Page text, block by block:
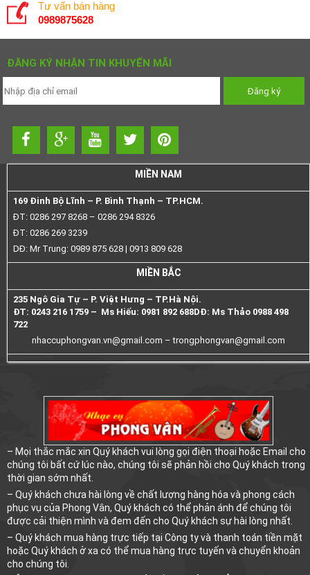
Tư vấn bán hàng
0989875628
ĐĂNG KÝ NHẬN TIN KHUYẾN MÃI
MIỀN NAM
169 Đinh Bộ Lĩnh – P. Bình Thạnh – TP.HCM.
ĐT: 0286 297 8268 – 0286 294 8326
ĐT: 0286 269 3239
DĐ: Mr Trung: 0989 875 628 | 0913 809 628
MIỀN BẮC
235 Ngô Gia Tự – P. Việt Hưng – TP.Hà Nội.
ĐT: 0243 216 1759 – Ms Hiếu: 0981 892 688DĐ: Ms Thảo 0988 498
722
nhaccuphongvan.vn@gmail.com –trongphongvan@gmail.com
– Mọi thắc mắc xin Quý khách vui lòng gọi điện thoại hoặc Email cho
chúng tôi bất cứ lúc nào, chúng tôi sẽ phản hồi cho Quý khách trong
thời gian sớm nhất.
– Quý khách chưa hài lòng về chất lượng hàng hóa và phong cách
phục vụ của Phong Vân, Quý khách có thể phản ánh để chúng tôi
được cải thiện mình và đem đến cho Quý khách sự hài lòng nhất.
– Quý khách mua hàng trực tiếp tại Công ty và thanh toán tiền mặt
hoặc Quý khách ở xa có thể mua hàng trực tuyến và chuyển khoản
cho chúng tôi.